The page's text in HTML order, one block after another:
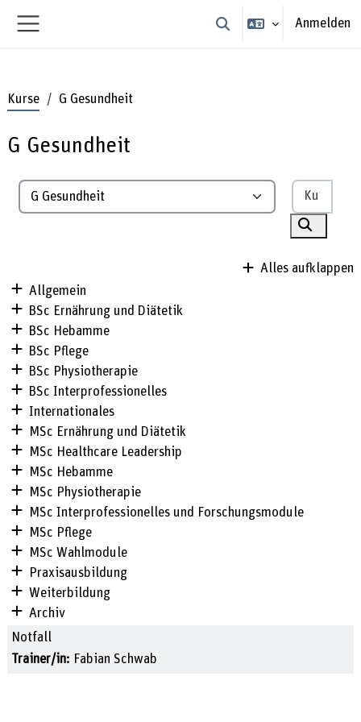
Sucheingabe umschalten
Anmelden
Kurse G Gesundheit
G Gesundheit
Alles aufklappen
Allgemein
BSc Ernährung und Diätetik
BSc Hebamme
BSc Pflege
BSc Physiotherapie
BSc Interprofessionelles
Internationales
MSc Ernährung und Diätetik
MSc Healthcare Leadership
MSc Hebamme
MSc Physiotherapie
MSc Interprofessionelles und Forschungsmodule
MSc Pflege
MSc Wahlmodule
Praxisausbildung
Weiterbildung
Archiv
Notfall
Trainer/in: Fabian Schwab